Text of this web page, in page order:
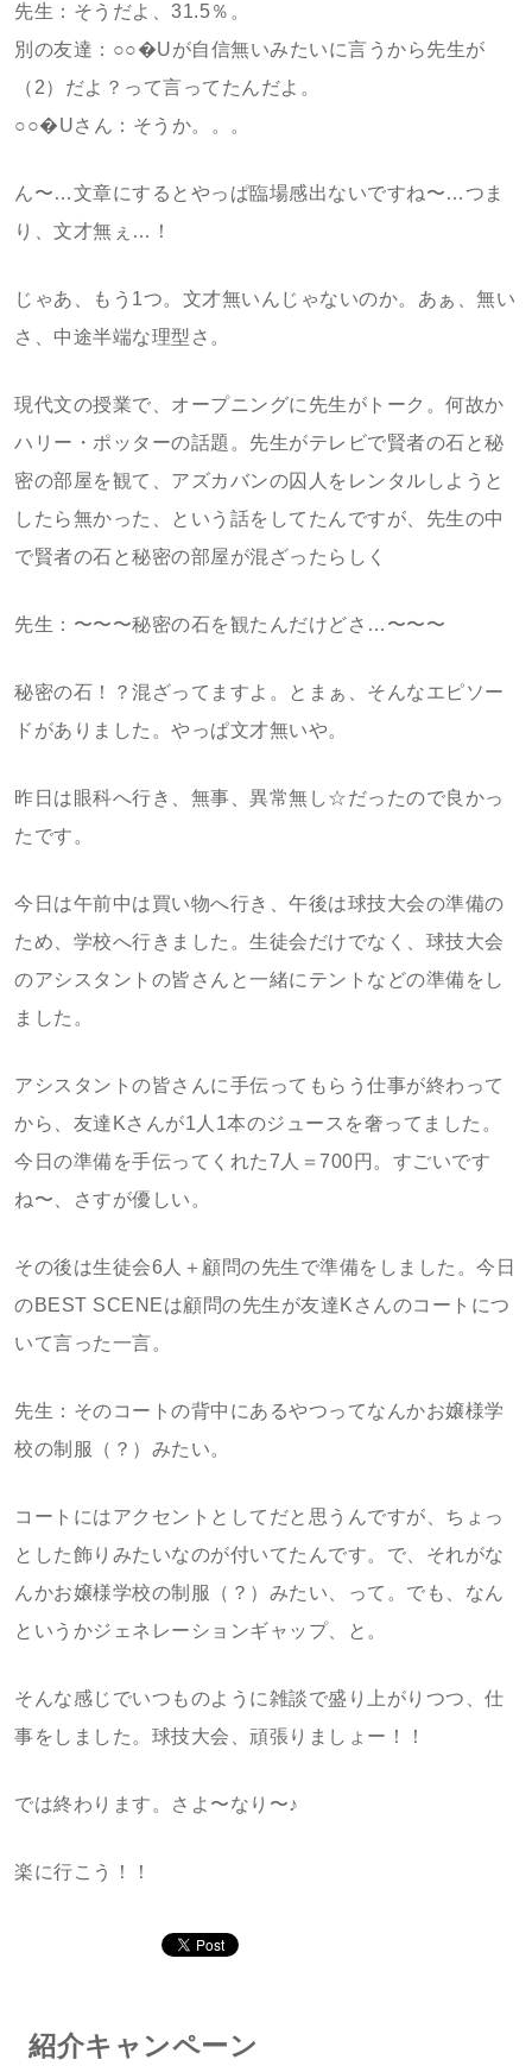
先生：そうだよ、31.5％。
別の友達：○○�Uが自信無いみたいに言うから先生が
（2）だよ？って言ってたんだよ。
○○�Uさん：そうか。。。
ん〜…文章にするとやっぱ臨場感出ないですね〜…つま
り、文才無ぇ…！
じゃあ、もう1つ。文才無いんじゃないのか。あぁ、無い
さ、中途半端な理型さ。
現代文の授業で、オープニングに先生がトーク。何故か
ハリー・ポッターの話題。先生がテレビで賢者の石と秘
密の部屋を観て、アズカバンの囚人をレンタルしようと
したら無かった、という話をしてたんですが、先生の中
で賢者の石と秘密の部屋が混ざったらしく
先生：〜〜〜秘密の石を観たんだけどさ…〜〜〜
秘密の石！？混ざってますよ。とまぁ、そんなエピソー
ドがありました。やっぱ文才無いや。
昨日は眼科へ行き、無事、異常無し☆だったので良かっ
たです。
今日は午前中は買い物へ行き、午後は球技大会の準備の
ため、学校へ行きました。生徒会だけでなく、球技大会
のアシスタントの皆さんと一緒にテントなどの準備をし
ました。
アシスタントの皆さんに手伝ってもらう仕事が終わって
から、友達Kさんが1人1本のジュースを奢ってました。
今日の準備を手伝ってくれた7人＝700円。すごいです
ね〜、さすが優しい。
その後は生徒会6人＋顧問の先生で準備をしました。今日
のBEST SCENEは顧問の先生が友達Kさんのコートにつ
いて言った一言。
先生：そのコートの背中にあるやつってなんかお嬢様学
校の制服（？）みたい。
コートにはアクセントとしてだと思うんですが、ちょっ
とした飾りみたいなのが付いてたんです。で、それがな
んかお嬢様学校の制服（？）みたい、って。でも、なん
というかジェネレーションギャップ、と。
そんな感じでいつものように雑談で盛り上がりつつ、仕
事をしました。球技大会、頑張りましょー！！
では終わります。さよ〜なり〜♪
楽に行こう！！
紹介キャンペーン